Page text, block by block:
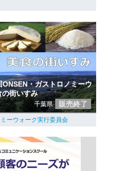
・ガストロノミーウ
街いすみ
千葉県 販売終了
ーウォーク実行委員会